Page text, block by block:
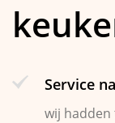
Service
wij hadden